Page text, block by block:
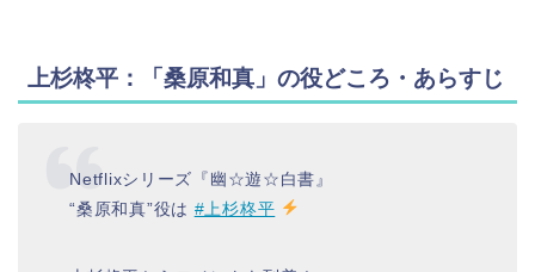
上杉柊平：「桑原和真」の役どころ・あらすじ
Netflixシリーズ『幽☆遊☆白書』
“桑原和真”役は #上杉柊平